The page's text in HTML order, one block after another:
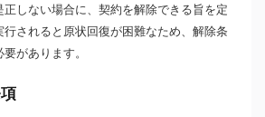
しない場合に、契約を解除できる旨を定
されると原状回復が困難なため、解除条
があります。